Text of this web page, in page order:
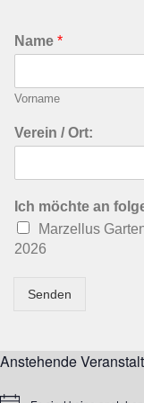
Name *
Vorname
Verein / Ort:
Ich möchte an
Marzellus
2026
Senden
Anstehende